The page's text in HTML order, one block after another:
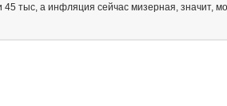
тыс, а инфляция сейчас мизерная, значит,